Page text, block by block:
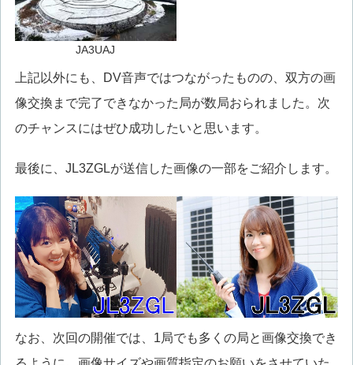
JA3UAJ
上記以外にも、DV音声ではつながったものの、双方の画
像交換まで完了できなかった局が数局おられました。次
のチャンスにはぜひ成功したいと思います。
最後に、JL3ZGLが送信した画像の一部をご紹介します。
なお、次回の開催では、1局でも多くの局と画像交換でき